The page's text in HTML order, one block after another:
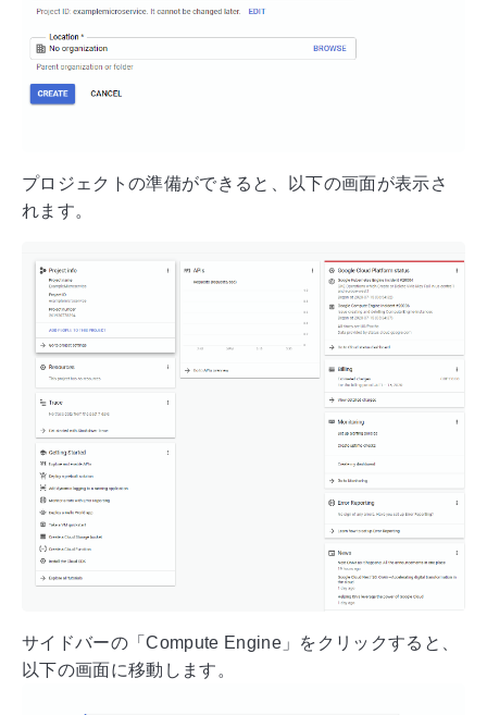
プロジェクトの準備ができると、以下の画面が表示さ
れます。
サイドバーの「Compute Engine」をクリックすると、
以下の画面に移動します。